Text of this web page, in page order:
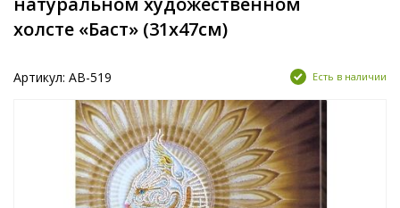
холсте «Баст» (31х47см)
Артикул: AB-519 Есть в наличии